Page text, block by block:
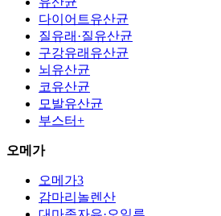
다이어트유산균
질유래·질유산균
구강유래유산균
뇌유산균
코유산균
모발유산균
부스터+
오메가
오메가3
감마리놀렌산